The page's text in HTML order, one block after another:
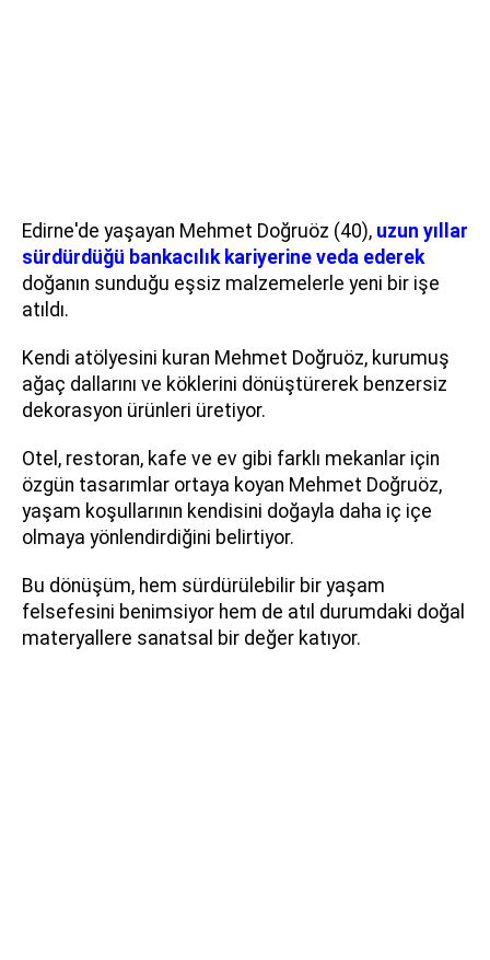
Edirne'de yaşayan Mehmet Doğruöz (40), uzun yıllar
sürdürdüğü bankacılık kariyerine veda ederek
doğanın sunduğu eşsiz malzemelerle yeni bir işe
atıldı.
Kendi atölyesini kuran Mehmet Doğruöz, kurumuş
ağaç dallarını ve köklerini dönüştürerek benzersiz
dekorasyon ürünleri üretiyor.
Otel, restoran, kafe ve ev gibi farklı mekanlar için
özgün tasarımlar ortaya koyan Mehmet Doğruöz,
yaşam koşullarının kendisini doğayla daha iç içe
olmaya yönlendirdiğini belirtiyor.
Bu dönüşüm, hem sürdürülebilir bir yaşam
felsefesini benimsiyor hem de atıl durumdaki doğal
materyallere sanatsal bir değer katıyor.